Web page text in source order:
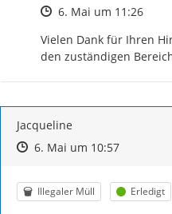
Zeitpunkt des
6. Mai um 11:26
Vielen Dank für Ihren
den zuständigen
Jacqueline
Zeitpunkt des Erstellens
Zeitpunkt des Erstellens
6. Mai um 10:57Zur
Kategorie
Illegaler Müll Status
Erledigt